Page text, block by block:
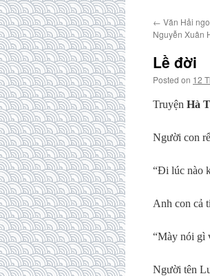
← Văn Hải
Nguyễn Xuân
Lề đời
Posted on 12
Truyện Hà
Người con
“Đi lúc nào
Anh con cả
“Mày nói gì
Người tên